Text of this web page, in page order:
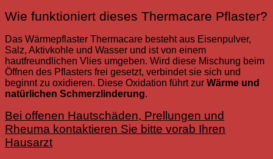
Wie funktioniert dieses Thermacare Pflaster?
Das Wärmepflaster Thermacare besteht aus Eisenpulver,
Salz, Aktivkohle und Wasser und ist von einem
hautfreundlichen Vlies umgeben. Wird diese Mischung beim
Öffnen des Pflasters frei gesetzt, verbindet sie sich und
beginnt zu oxidieren. Diese Oxidation führt zur Wärme und
natürlichen Schmerzlinderung.
Bei offenen Hautschäden, Prellungen und
Rheuma kontaktieren Sie bitte vorab Ihren
Hausarzt